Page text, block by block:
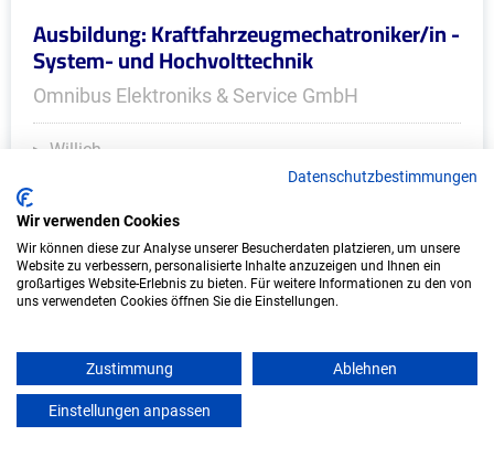
Ausbildung: Kraftfahrzeugmechatroniker/in -
System- und Hochvolttechnik
Omnibus Elektroniks & Service GmbH
Willich
Freie Plätze: 1
Weitere Ausbildungsplätze
IT/Computer - Ausbildungsplätze
Datenschutzbestimmungen
Wir verwenden Cookies
Wir können diese zur Analyse unserer Besucherdaten platzieren, um unsere
Website zu verbessern, personalisierte Inhalte anzuzeigen und Ihnen ein
großartiges Website-Erlebnis zu bieten. Für weitere Informationen zu den von
uns verwendeten Cookies öffnen Sie die Einstellungen.
Zustimmung Ablehnen
Einstellungen anpassen